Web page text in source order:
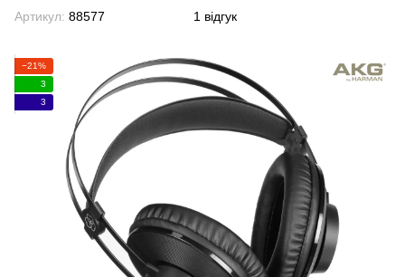
Артикул: 88577 1 відгук
−21%
3
3